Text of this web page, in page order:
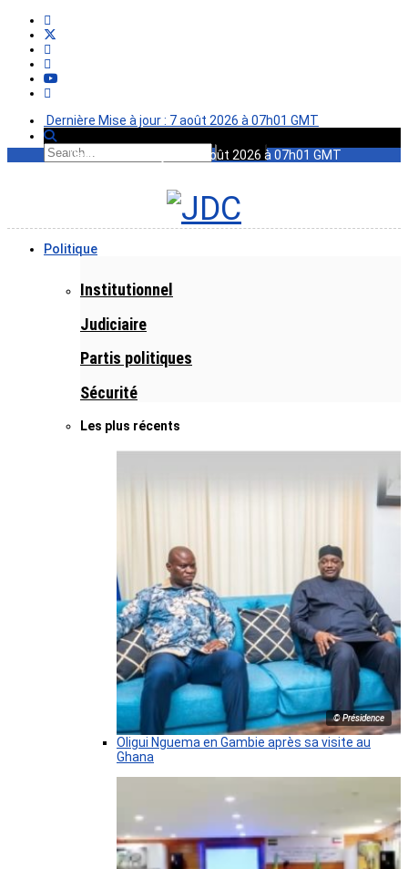
Dernière Mise à jour : 7 août 2026 à 07h01 GMT
Dernière Mise à jour : 7 août 2026 à 07h01 GMT
Politique
Institutionnel
Judiciaire
Partis politiques
Sécurité
Les plus récents
© Présidence
Oligui Nguema en Gambie après sa visite au
Ghana